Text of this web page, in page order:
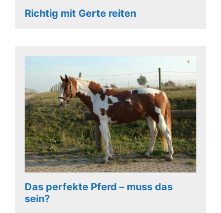
Richtig mit Gerte reiten
Das perfekte Pferd – muss das
sein?